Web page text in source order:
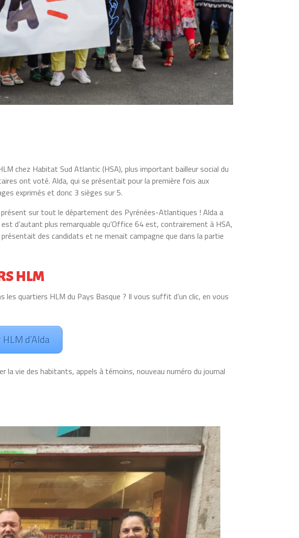
chez Habitat Sud Atlantic (HSA), plus important bailleur social du
ont voté. Alda, qui se présentait pour la première fois aux
exprimés et donc 3 sièges sur 5.
sur tout le département des Pyrénées-Atlantiques ! Alda a
d’autant plus remarquable qu’Office 64 est, contrairement à HSA,
des candidats et ne menait campagne que dans la partie
HLM
quartiers HLM du Pays Basque ? Il vous suffit d’un clic, en vous
d’Alda
la vie des habitants, appels à témoins, nouveau numéro du journal